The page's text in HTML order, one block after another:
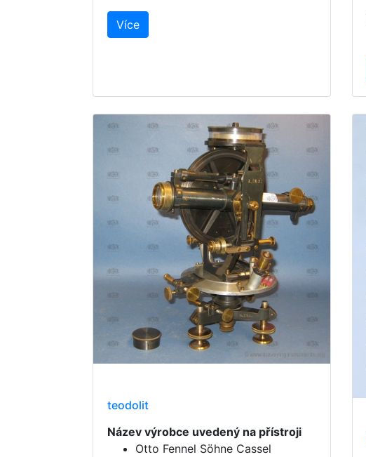
Více
teodolit
Název výrobce uvedený na přístroji
Otto Fennel Söhne Cassel